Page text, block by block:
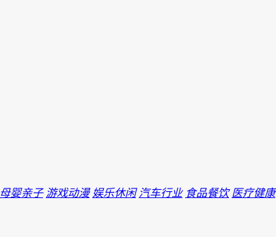
母婴亲子 游戏动漫 娱乐休闲 汽车行业 食品餐饮 医疗健康